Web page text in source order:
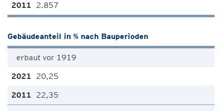
2.857
Gebäudeanteil in % nach Bauperioden
erbaut vor 1919
20,25
22,35